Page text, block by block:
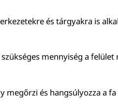
és tárgyakra is
mennyiség a
és hangsúlyozza a